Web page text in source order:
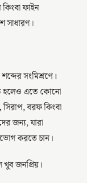
ফাইন
সাধারণ।
সংমিশ্রণে।
হলেও এতে কোনো
বরফ কিংবা
জন্য, যারা
করতে চান।
খুব জনপ্রিয়।